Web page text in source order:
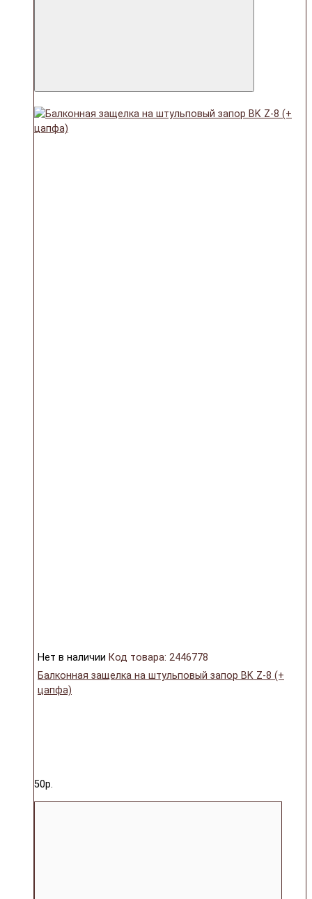
Нет в наличии Код товара: 2446778
Балконная защелка на штульповый запор BK Z-8 (+
цапфа)
50р.